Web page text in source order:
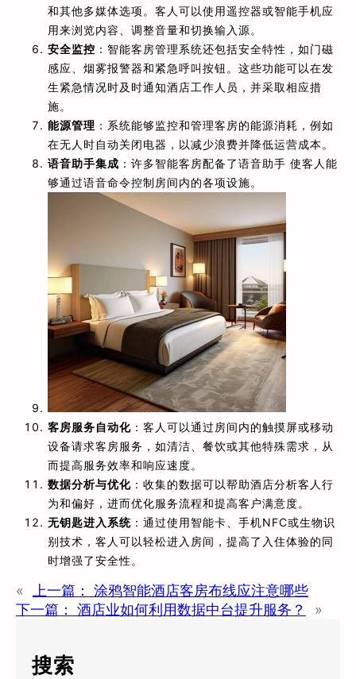
和其他多媒体选项。客人可以使用遥控器或智能手机应
用来浏览内容、调整音量和切换输入源。
安全监控 ：智能客房管理系统还包括安全特性，如门磁
感应、烟雾报警器和紧急呼叫按钮。这些功能可以在发
生紧急情况时及时通知酒店工作人员，并采取相应措
施。
能源管理 ：系统能够监控和管理客房的能源消耗，例如
在无人时自动关闭电器，以减少浪费并降低运营成本。
语音助手集成 ：许多智能客房配备了语音助手 使客人能
够通过语音命令控制房间内的各项设施。
客房服务自动化 ：客人可以通过房间内的触摸屏或移动
设备请求客房服务，如清洁、餐饮或其他特殊需求，从
而提高服务效率和响应速度。
数据分析与优化 ：收集的数据可以帮助酒店分析客人行
为和偏好，进而优化服务流程和提高客户满意度。
无钥匙进入系统 ：通过使用智能卡、手机NFC或生物识
别技术，客人可以轻松进入房间，提高了入住体验的同
时增强了安全性。
« 上一篇：
涂鸦智能酒店客房布线应注意哪些
下一篇：
酒店业如何利用数据中台提升服务？ »
搜索